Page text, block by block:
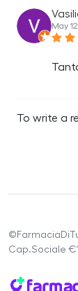
May
To write a
Cap.Sociale